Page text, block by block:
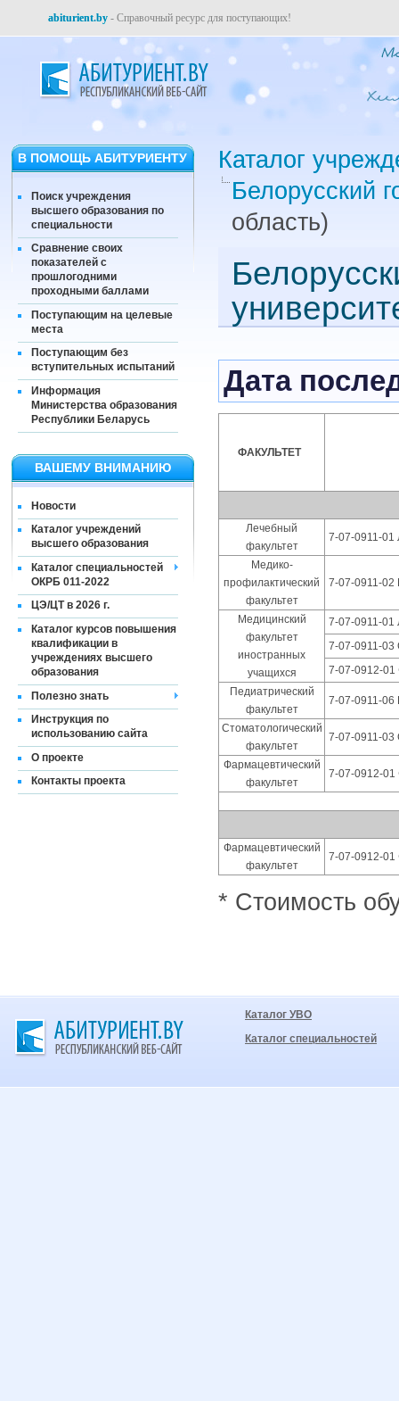
abiturient.by - Справочный ресурс для поступающих!
В ПОМОЩЬ АБИТУРИЕНТУ
Поиск учреждения
высшего образования по
специальности
Сравнение своих
показателей с
прошлогодними
проходными баллами
Поступающим на целевые
места
Поступающим без
вступительных испытаний
Информация
Министерства образования
Республики Беларусь
ВАШЕМУ ВНИМАНИЮ
Новости
Каталог учреждений
высшего образования
Каталог специальностей
ОКРБ 011-2022
ЦЭ/ЦТ в 2026 г.
Каталог курсов повышения
квалификации в
учреждениях высшего
образования
Полезно знать
Инструкция по
использованию сайта
О проекте
Контакты проекта
Каталог
Белорусский
область)
Дата
ФАКУЛЬТЕТ
Лечебный
факультет
7-07-0911-01
Медико-
профилактический
факультет
7-07-0911-02
Медицинский
факультет
иностранных
учащихся
7-07-0911-01
7-07-0911-03
7-07-0912-
Педиатрический
факультет
7-07-0911-06
Стоматологический
факультет
7-07-0911-03
Фармацевтический
факультет
7-07-0912-
Фармацевтический
факультет
7-07-0912-
* Стоимость
Каталог УВО
Каталог специальностей